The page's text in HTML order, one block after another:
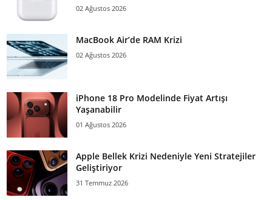
02 Ağustos 2026
MacBook Air’de RAM Krizi
02 Ağustos 2026
iPhone 18 Pro Modelinde Fiyat Artışı
Yaşanabilir
01 Ağustos 2026
Apple Bellek Krizi Nedeniyle Yeni Stratejiler
Geliştiriyor
31 Temmuz 2026